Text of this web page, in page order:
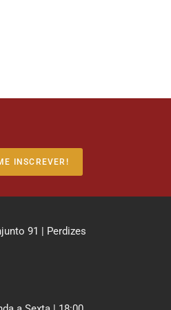
INSCREVER!
91 | Perdizes